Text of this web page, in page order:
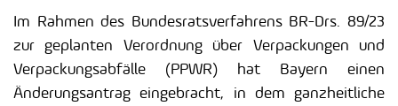
Im Rahmen des Bundesratsverfahrens BR-Drs. 89/23
zur geplanten Verordnung über Verpackungen und
Verpackungsabfälle (PPWR) hat Bayern einen
Änderungsantrag eingebracht, in dem ganzheitliche